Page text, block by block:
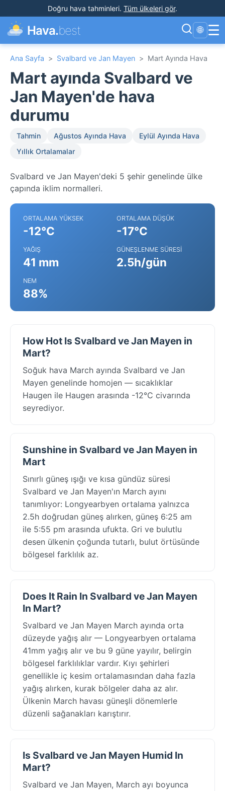
Doğru hava tahminleri. Tüm ülkeleri gör.
Hava.best 🌐 ☰
Ana Sayfa > Svalbard ve Jan Mayen > Mart Ayında Hava
Mart ayında Svalbard ve
Jan Mayen'de hava
durumu
Tahmin Ağustos Ayında Hava
Eylül Ayında Hava
Yıllık Ortalamalar
Svalbard ve Jan Mayen'deki 5 şehir genelinde ülke
çapında iklim normalleri.
ORTALAMA YÜKSEK
-12°C
ORTALAMA DÜŞÜK
-17°C
YAĞIŞ
41 mm
GÜNEŞLENME SÜRESI
2.5h/gün
NEM
88%
How Hot Is Svalbard ve Jan Mayen in
Mart?
Soğuk hava March ayında Svalbard ve Jan
Mayen genelinde homojen — sıcaklıklar
Haugen ile Haugen arasında -12°C civarında
seyrediyor.
Sunshine in Svalbard ve Jan Mayen in
Mart
Sınırlı güneş ışığı ve kısa gündüz süresi
Svalbard ve Jan Mayen'ın March ayını
tanımlıyor: Longyearbyen ortalama yalnızca
2.5h doğrudan güneş alırken, güneş 6:25 am
ile 5:55 pm arasında ufukta. Gri ve bulutlu
desen ülkenin çoğunda tutarlı, bulut örtüsünde
bölgesel farklılık az.
Does It Rain In Svalbard ve Jan Mayen
In Mart?
Svalbard ve Jan Mayen March ayında orta
düzeyde yağış alır — Longyearbyen ortalama
41mm yağış alır ve bu 9 güne yayılır, belirgin
bölgesel farklılıklar vardır. Kıyı şehirleri
genellikle iç kesim ortalamasından daha fazla
yağış alırken, kurak bölgeler daha az alır.
Ülkenin March havası güneşli dönemlerle
düzenli sağanakları karıştırır.
Is Svalbard ve Jan Mayen Humid In
Mart?
Svalbard ve Jan Mayen, March ayı boyunca